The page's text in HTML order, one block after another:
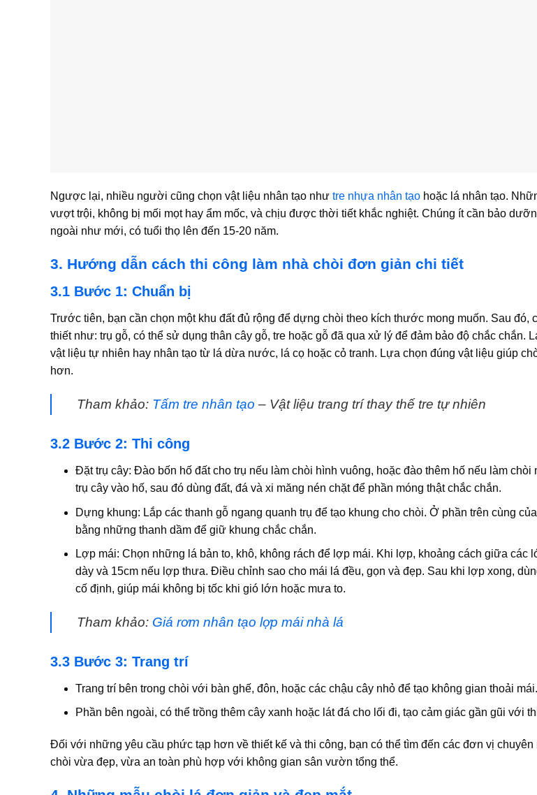
Ngược lại, nhiều người cũng chọn vật liệu nhân tạo như tre nhựa nhân tạo hoặc lá nhân tạo.
vượt trội, không bị mối mọt hay ẩm mốc, và chịu được thời tiết khắc nghiệt. Chúng ít cần bảo
ngoài như mới, có tuổi thọ lên đến 15-20 năm.
3. Hướng dẫn cách thi công làm nhà chòi đơn giản chi tiết
3.1 Bước 1: Chuẩn bị
Trước tiên, bạn cần chọn một khu đất đủ rộng để dựng chòi theo kích thước mong muốn. Sau đó,
thiết như: trụ gỗ, có thể sử dụng thân cây gỗ, tre hoặc gỗ đã qua xử lý để đảm bảo độ chắc chắn.
vật liệu tự nhiên hay nhân tạo từ lá dừa nước, lá cọ hoặc cỏ tranh. Lựa chọn đúng vật liệu giúp
hơn.
Tham khảo: Tấm tre nhân tạo – Vật liệu trang trí thay thế tre tự nhiên
3.2 Bước 2: Thi công
Đặt trụ cây: Đào bốn hố đất cho trụ nếu làm chòi hình vuông, hoặc đào thêm hố nếu làm
trụ cây vào hố, sau đó dùng đất, đá và xi măng nén chặt để phần móng thật chắc chắn.
Dựng khung: Lắp các thanh gỗ ngang quanh trụ để tạo khung cho chòi. Ở phần trên cùng
bằng những thanh dầm để giữ khung chắc chắn.
Lợp mái: Chọn những lá bản to, khô, không rách để lợp mái. Khi lợp, khoảng cách giữa các
dày và 15cm nếu lợp thưa. Điều chỉnh sao cho mái lá đều, gọn và đẹp. Sau khi lợp xong,
cố định, giúp mái không bị tốc khi gió lớn hoặc mưa to.
Tham khảo: Giá rơm nhân tạo lợp mái nhà lá
3.3 Bước 3: Trang trí
Trang trí bên trong chòi với bàn ghế, đôn, hoặc các chậu cây nhỏ để tạo không gian thoải mái.
Phần bên ngoài, có thể trồng thêm cây xanh hoặc lát đá cho lối đi, tạo cảm giác gần gũi với
Đối với những yêu cầu phức tạp hơn về thiết kế và thi công, bạn có thể tìm đến các đơn vị chuyên
chòi vừa đẹp, vừa an toàn phù hợp với không gian sân vườn tổng thể.